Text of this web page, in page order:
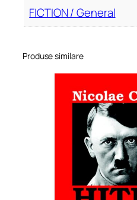
t
e
FICTION / General
Produse similare